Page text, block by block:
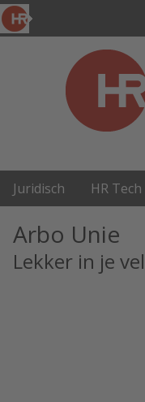
Juridisch HR Tech
Arbo Unie
Lekker in je vel